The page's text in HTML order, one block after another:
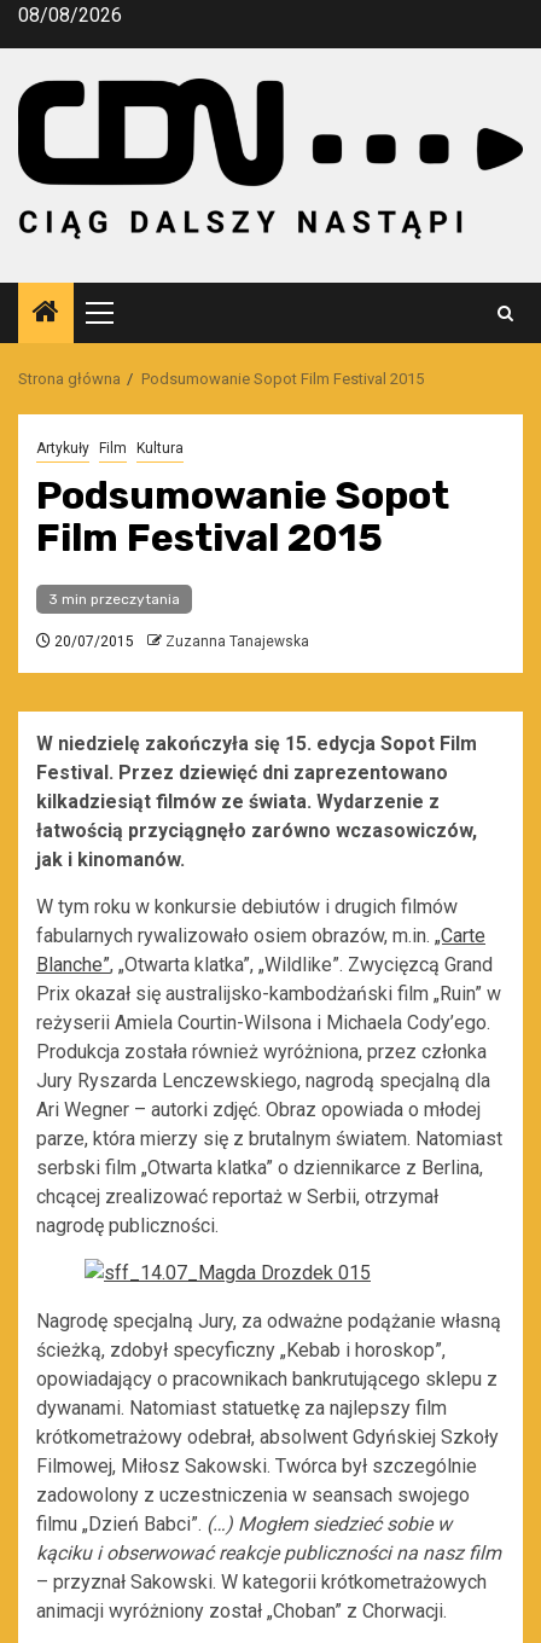
Przejdź
08/08/2026
Menu
główne
Strona główna Podsumowanie Sopot Film Festival 2015
Artykuły Film Kultura
Podsumowanie Sopot
Film Festival 2015
3 min przeczytania
20/07/2015 Zuzanna Tanajewska
W niedzielę zakończyła się 15. edycja Sopot Film
Festival. Przez dziewięć dni zaprezentowano
kilkadziesiąt filmów ze świata. Wydarzenie z
łatwością przyciągnęło zarówno wczasowiczów,
jak i kinomanów.
W tym roku w konkursie debiutów i drugich filmów
fabularnych rywalizowało osiem obrazów, m.in. „Carte
Blanche”, „Otwarta klatka”, „Wildlike”. Zwycięzcą Grand
Prix okazał się australijsko-kambodżański film „Ruin” w
reżyserii Amiela Courtin-Wilsona i Michaela Cody’ego.
Produkcja została również wyróżniona, przez członka
Jury Ryszarda Lenczewskiego, nagrodą specjalną dla
Ari Wegner – autorki zdjęć. Obraz opowiada o młodej
parze, która mierzy się z brutalnym światem. Natomiast
serbski film „Otwarta klatka” o dziennikarce z Berlina,
chcącej zrealizować reportaż w Serbii, otrzymał
nagrodę publiczności.
Nagrodę specjalną Jury, za odważne podążanie własną
ścieżką, zdobył specyficzny „Kebab i horoskop”,
opowiadający o pracownikach bankrutującego sklepu z
dywanami. Natomiast statuetkę za najlepszy film
krótkometrażowy odebrał, absolwent Gdyńskiej Szkoły
Filmowej, Miłosz Sakowski. Twórca był szczególnie
zadowolony z uczestniczenia w seansach swojego
filmu „Dzień Babci”. (…) Mogłem siedzieć sobie w
kąciku i obserwować reakcje publiczności na nasz film
– przyznał Sakowski. W kategorii krótkometrażowych
animacji wyróżniony został „Choban” z Chorwacji.